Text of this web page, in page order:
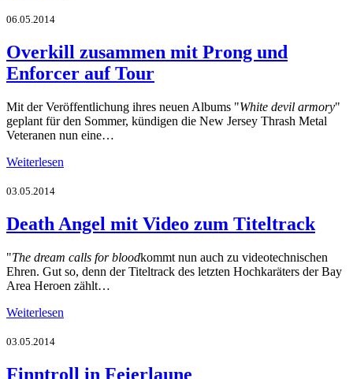
06.05.2014
Overkill zusammen mit Prong und
Enforcer auf Tour
Mit der Veröffentlichung ihres neuen Albums "White devil armory"
geplant für den Sommer, kündigen die New Jersey Thrash Metal
Veteranen nun eine…
Weiterlesen
03.05.2014
Death Angel mit Video zum Titeltrack
"The dream calls for bloodkommt nun auch zu videotechnischen
Ehren. Gut so, denn der Titeltrack des letzten Hochkaräters der Bay
Area Heroen zählt…
Weiterlesen
03.05.2014
Finntroll in Feierlaune